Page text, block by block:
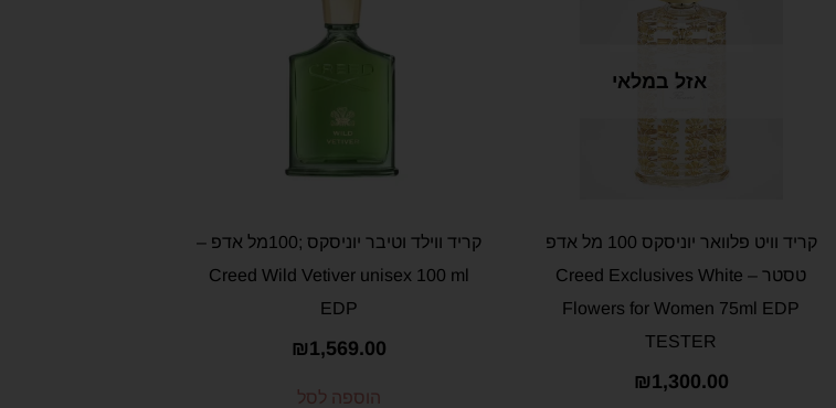
אזל במלאי
קריד וויט פלוואר יוניסקס 100 מל אדפ
טסטר – Creed Exclusives White
Flowers for Women 75ml EDP
TESTER
₪1,300.00
קריד ווילד וטיבר יוניסקס ;100מל אדפ –
Creed Wild Vetiver unisex 100 ml
EDP
₪1,569.00
הוספה לסל